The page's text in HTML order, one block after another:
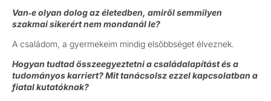
Van‑e olyan dolog az életedben, amiről semmilyen
szakmai sikerért nem mondanál le?
A családom, a gyermekeim mindig elsőbbséget élveznek.
Hogyan tudtad összeegyeztetni a családalapítást és a
tudományos karriert? Mit tanácsolsz ezzel kapcsolatban a
fiatal kutatóknak?